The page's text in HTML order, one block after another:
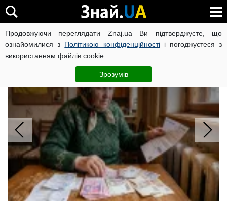
Продовжуючи переглядати Znaj.ua Ви підтверджуєте, що
ознайомилися з Політикою конфіденційностіі погоджуєтеся з
використанням файлів cookie.
Зрозумів
ВІЙНА РОСІЇ ПРОТИ УКРАЇНИ КОРОНАВІРУС В УКРАЇНІ
Субсидію не скасують: ПФУ назвав